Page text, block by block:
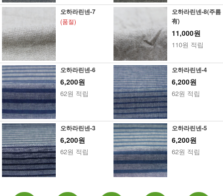
오하라린넨-7
(품절)
오하라린넨-8(주름
有)
11,000원
110원 적립
오하라린넨-6
6,200원
62원 적립
오하라린넨-4
6,200원
62원 적립
오하라린넨-3
6,200원
62원 적립
오하라린넨-5
6,200원
62원 적립